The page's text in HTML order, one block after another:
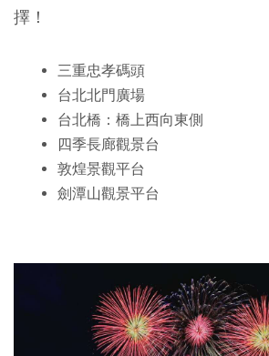
擇！
三重忠孝碼頭
台北北門廣場
台北橋：橋上西向東側
四季長廊觀景台
敦煌景觀平台
劍潭山觀景平台